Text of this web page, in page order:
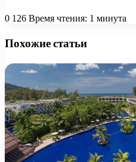
0 126 Время чтения: 1 минута
Похожие статьи